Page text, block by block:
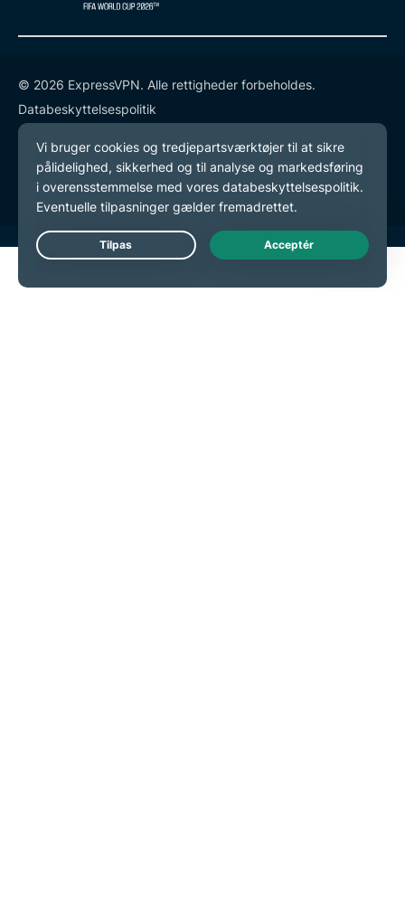
© 2026 ExpressVPN. Alle rettigheder forbeholdes.
Databeskyttelsespolitik
Tjenestevilkår
Cookie-præferencer
Live Chat